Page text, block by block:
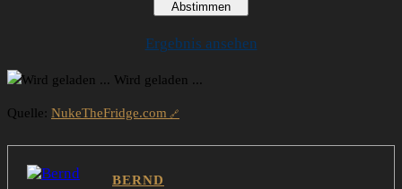
Ergebnis ansehen
Wird geladen ...
Quelle: NukeTheFridge.com
BERND